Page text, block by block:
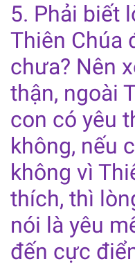
5. Phải biết
Thiên Chúa
chưa? Nên
thận, ngoài
con có yêu
không, nếu
không vì
thích, thì
nói là yêu
đến cực